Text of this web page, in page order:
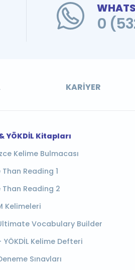
0
KARIYER
YÖKDİL Kitapları
Kelime Bulmacası
Reading 1
Than Reading 2
Kelimeleri
Vocabulary Builder
YÖKDİL Kelime Defteri
Sınavları